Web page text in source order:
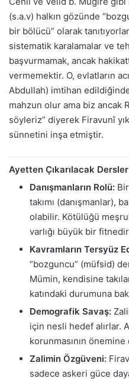
(s.a.v) halkın gözünde
bir bölücü” olarak
sistematik karalamalar ve
başvurmamak, ancak
vermemektir. O, evlatların
Abdullah) imtihan
mahzun olur ama biz ancak
söyleriz” diyerek Firavunî
sünnetini inşa etmiştir.
Ayetten Çıkarılacak
Danışmanların Rolü:
takımı (danışmanlar),
olabilir. Kötülüğü
varlığı büyük bir
Kavramların Tersyüz
“bozguncu” (müfsid)
Mümin, kendisine
katındaki durumuna
Demografik Savaş:
için nesli hedef alırlar.
korunmasının
Zalimin Özgüveni:
sadece askeri güce